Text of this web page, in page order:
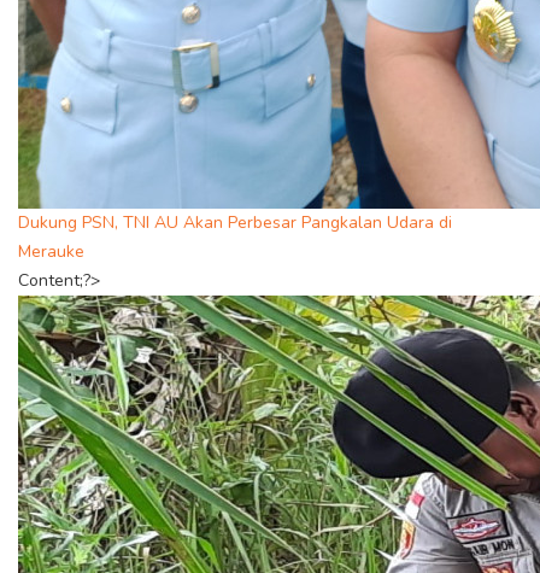
Dukung PSN, TNI AU Akan Perbesar Pangkalan Udara di
Merauke
Content;?>